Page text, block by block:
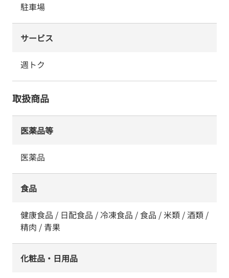
駐車場
サービス
週トク
取扱商品
医薬品等
医薬品
食品
健康食品 / 日配食品 / 冷凍食品 / 食品 / 米類 / 酒類 /
精肉 / 青果
化粧品・日用品